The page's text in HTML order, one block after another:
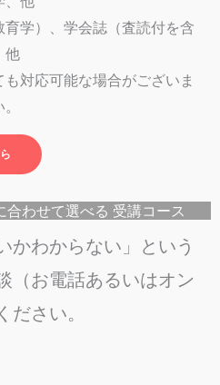
育学）、学会誌（査読付を含
他
対応可能な場合がございま
合わせて選べる 受講コース
かわからない」という
（お電話あるいはオン
さい。